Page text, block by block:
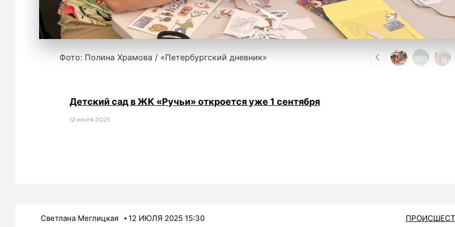
Фото: Полина Храмова / «Петербургский дневник»
Детский сад в ЖК «Ручьи» откроется уже 1 сентября
12 июля 2025
Светлана Меглицкая 12 ИЮЛЯ 2025 15:30